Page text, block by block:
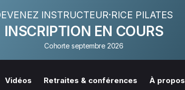
INSTRUCTEUR·RICE PILATES
INSCRIPTION EN COURS
Cohorte septembre 2026
Vidéos Retraites & conférences À propos